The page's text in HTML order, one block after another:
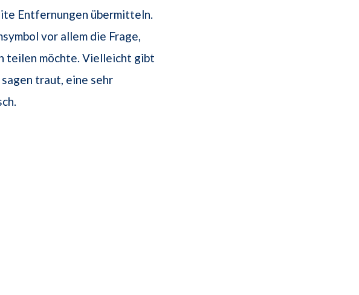
Entfernungen übermitteln.
vor allem die Frage,
teilen möchte. Vielleicht gibt
traut, eine sehr